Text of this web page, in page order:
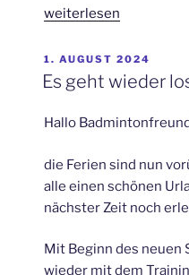
„Klare
gegen
Teams
Jena
Tabellenführung
in
der
weiterlesen
VERÖFFENTLICHT
AM
1. AUGUST 2024
Es geht wieder
Hallo
die Ferien sind nun
alle einen schönen
nächster Zeit noch
Mit Beginn des neuen
wieder mit dem